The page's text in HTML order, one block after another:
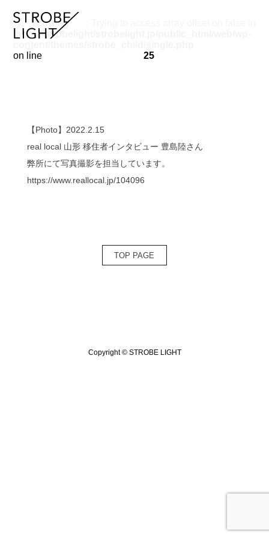
Warning
/home/strobelight/strobelight.jp/public_html/web/wp-
on line
25
【Photo】2022.2.15
real local 山形 移住者インタビュー 豊島陸さん
弊所にて写真撮影を担当しています。
https://www.reallocal.jp/104096
TOP PAGE
Copyright © STROBE LIGHT